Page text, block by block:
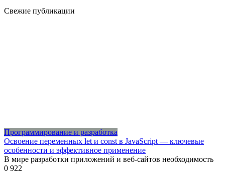
Свежие публикации
Программирование и разработка
Освоение переменных let и const в JavaScript — ключевые
особенности и эффективное применение
В мире разработки приложений и веб-сайтов необходимость
0 922